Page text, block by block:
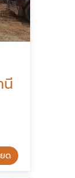
นี
ด